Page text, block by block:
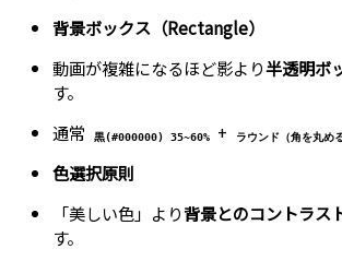
背景ボックス（Rectangle）
動画が複雑になるほど影より半透明ボ
す。
通常
黒(#000000) 35~60% + ラウンド（角を丸める
色選択原則
「美しい色」より背景とのコントラス
す。